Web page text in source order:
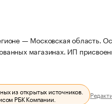
— Московская область.
магазинах. ИП
из открытых источников.
РБК Компании.